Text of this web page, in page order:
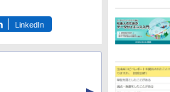
LinkedIn